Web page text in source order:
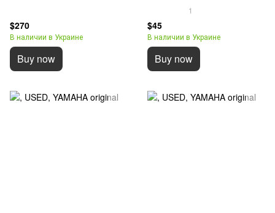
$270
В наличии в Украине
Buy now
1
$45
В наличии в Украине
Buy now